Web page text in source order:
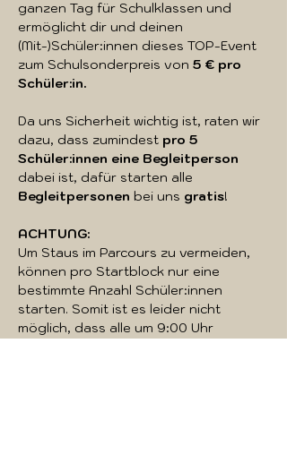
ganzen Tag für Schulklassen und
ermöglicht dir und deinen
(Mit-)Schüler:innen dieses TOP-Event
zum Schulsonderpreis von 5 € pro
Schüler:in.
Da uns Sicherheit wichtig ist, raten wir
dazu, dass zumindest pro 5
Schüler:innen eine Begleitperson
dabei ist, dafür starten alle
Begleitpersonen bei uns gratis!
ACHTUNG:
Um Staus im Parcours zu vermeiden,
können pro Startblock nur eine
bestimmte Anzahl Schüler:innen
starten. Somit ist es leider nicht
möglich, dass alle um 9:00 Uhr